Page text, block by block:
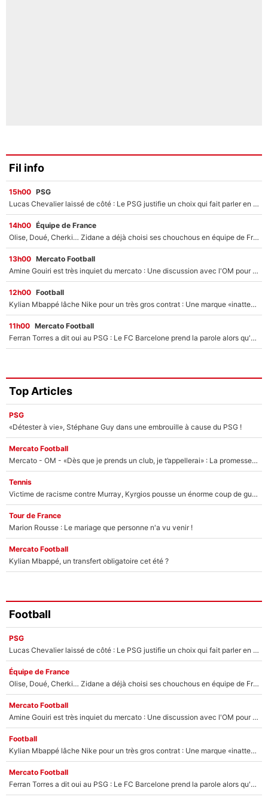
Fil info
15h00 PSG
Lucas Chevalier laissé de côté : Le PSG justifie un choix qui fait parler en plein mercato
14h00 Équipe de France
Olise, Doué, Cherki… Zidane a déjà choisi ses chouchous en équipe de France ? L’IA annonce des surprises sans Kylian Mbappé !
13h00 Mercato Football
Amine Gouiri est très inquiet du mercato : Une discussion avec l'OM pour acter son transfert !
12h00 Football
Kylian Mbappé lâche Nike pour un très gros contrat : Une marque «inattendue» va frapper très fort
11h00 Mercato Football
Ferran Torres a dit oui au PSG : Le FC Barcelone prend la parole alors qu'un transfert de l'attaquant espagnol prend forme
Top Articles
PSG
«Détester à vie», Stéphane Guy dans une embrouille à cause du PSG !
Mercato Football
Mercato - OM - «Dès que je prends un club, je t’appellerai» : La promesse de Marcelino au moment de claquer la porte
Tennis
Victime de racisme contre Murray, Kyrgios pousse un énorme coup de gueule !
Tour de France
Marion Rousse : Le mariage que personne n'a vu venir !
Mercato Football
Kylian Mbappé, un transfert obligatoire cet été ?
Football
PSG
Lucas Chevalier laissé de côté : Le PSG justifie un choix qui fait parler en plein mercato
Équipe de France
Olise, Doué, Cherki… Zidane a déjà choisi ses chouchous en équipe de France ? L’IA annonce des surprises sans Kylian Mbappé !
Mercato Football
Amine Gouiri est très inquiet du mercato : Une discussion avec l'OM pour acter son transfert !
Football
Kylian Mbappé lâche Nike pour un très gros contrat : Une marque «inattendue» va frapper très fort
Mercato Football
Ferran Torres a dit oui au PSG : Le FC Barcelone prend la parole alors qu'un transfert de l'attaquant espagnol prend forme